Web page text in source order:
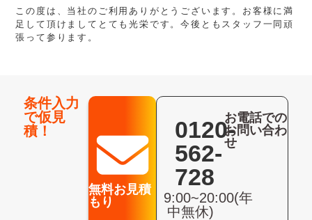
この度は、当社のご利用ありがとうございます。お客様に満
足して頂けましてとても光栄です。今後ともスタッフ一同頑
張って参ります。
条件入力
で仮見
積！
無料お見積
もり
0120-
562-
728
9:00~20:00(年
中無休)
お電話での
お問い合わ
せ